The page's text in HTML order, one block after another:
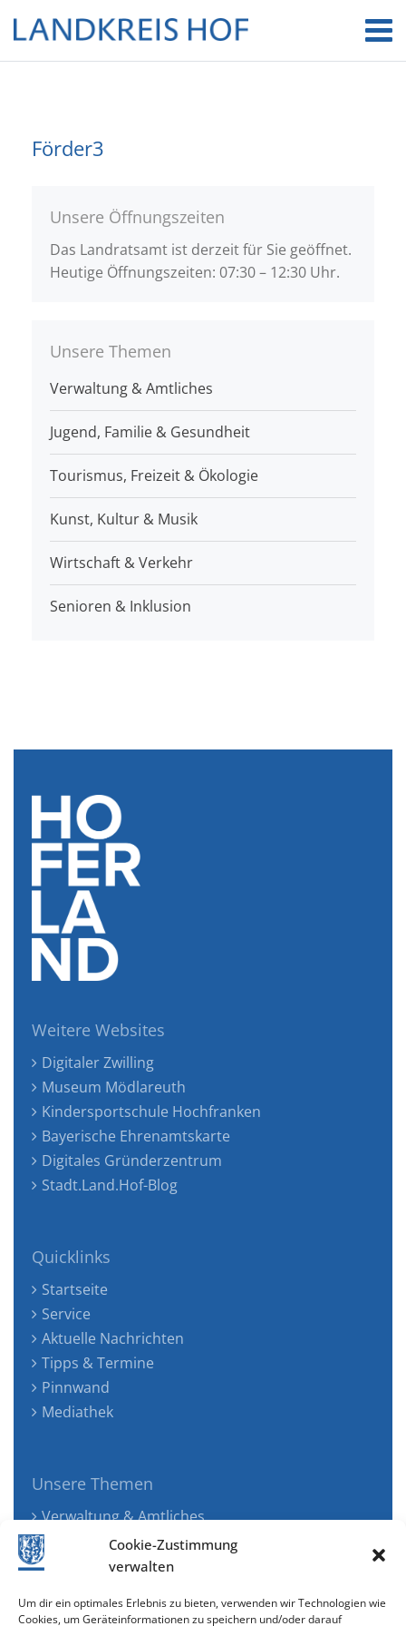
Cookie-Zustimmung
verwalten
Um dir ein optimales Erlebnis zu bieten, verwenden wir Technologien wie
Cookies, um Geräteinformationen zu speichern und/oder darauf
Förder3
Unsere Öffnungszeiten
Das Landratsamt ist derzeit für Sie geöffnet.
Heutige Öffnungszeiten: 07:30 – 12:30 Uhr.
Unsere Themen
Verwaltung & Amtliches
Jugend, Familie & Gesundheit
Tourismus, Freizeit & Ökologie
Kunst, Kultur & Musik
Wirtschaft & Verkehr
Senioren & Inklusion
Weitere Websites
Digitaler Zwilling
Museum Mödlareuth
Kindersportschule Hochfranken
Bayerische Ehrenamtskarte
Digitales Gründerzentrum
Stadt.Land.Hof-Blog
Quicklinks
Startseite
Service
Aktuelle Nachrichten
Tipps & Termine
Pinnwand
Mediathek
Unsere Themen
Verwaltung & Amtliches
Jugend, Familie & Gesundheit
Tourismus, Freizeit & Ökologie
Wirtschaft & Verkehr